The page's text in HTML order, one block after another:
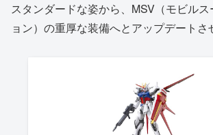
スタンダードな姿から、MSV（モビル
ョン）の重厚な装備へとアップデートさ